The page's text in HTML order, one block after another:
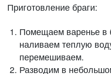
Приготовление браги:
Помещаем варенье в
наливаем теплую
перемешиваем.
Разводим в